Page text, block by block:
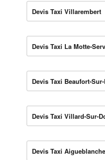
Devis Taxi Villarembert
Devis Taxi La Motte-
Devis Taxi Beaufort-
Devis Taxi Villard-Sur-
Devis Taxi Aigueblanche